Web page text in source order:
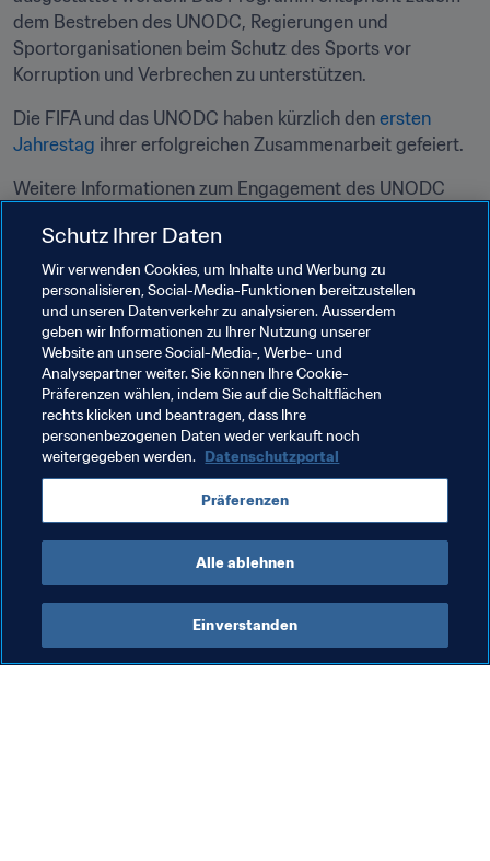
dem Bestreben des UNODC, Regierungen und
Sportorganisationen beim Schutz des Sports vor
Die FIFA und das UNODC haben kürzlich den ersten
Jahrestag ihrer erfolgreichen Zusammenarbeit gefeiert.
Weitere Informationen zum Engagement des UNODC
sind HIER zu finden.
Weitere Informationen zum globalen FIFA-
Integritätsprogramm und zur FIFA Integritätsabteilung
sind HIER zu finden.
Verwandte Themen
Integrität Recht Organisation
Organisation CAF
Schutz Ihrer Daten
Wir verwenden Cookies, um Inhalte und Werbung zu
personalisieren, Social-Media-Funktionen bereitzustellen
und unseren Datenverkehr zu analysieren. Ausserdem
geben wir Informationen zu Ihrer Nutzung unserer
Website an unsere Social-Media-, Werbe- und
Analysepartner weiter. Sie können Ihre Cookie-
Präferenzen wählen, indem Sie auf die Schaltflächen
rechts klicken und beantragen, dass Ihre
personenbezogenen Daten weder verkauft noch
weitergegeben werden. Datenschutzportal
Präferenzen
Alle ablehnen
Einverstanden